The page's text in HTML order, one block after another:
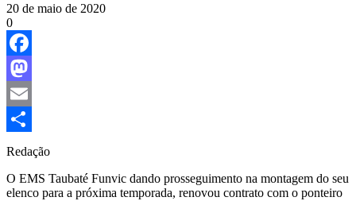
20 de maio de 2020
0
Facebook
Mastodon
Email
Share
Redação
O EMS Taubaté Funvic dando prosseguimento na montagem do seu
elenco para a próxima temporada, renovou contrato com o ponteiro